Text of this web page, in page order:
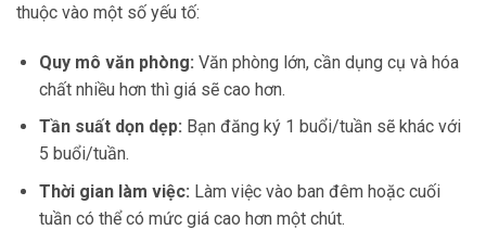
thuộc vào một số yếu tố:
Quy mô văn phòng: Văn phòng lớn, cần dụng cụ và hóa
chất nhiều hơn thì giá sẽ cao hơn.
Tần suất dọn dẹp: Bạn đăng ký 1 buổi/tuần sẽ khác với
5 buổi/tuần.
Thời gian làm việc: Làm việc vào ban đêm hoặc cuối
tuần có thể có mức giá cao hơn một chút.